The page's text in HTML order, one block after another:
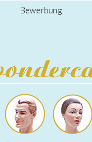
Bewerbung